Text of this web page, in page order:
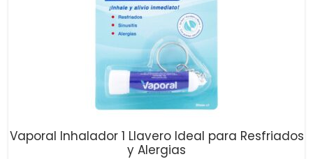
Vaporal Inhalador 1 Llavero Ideal para Resfriados
y Alergias